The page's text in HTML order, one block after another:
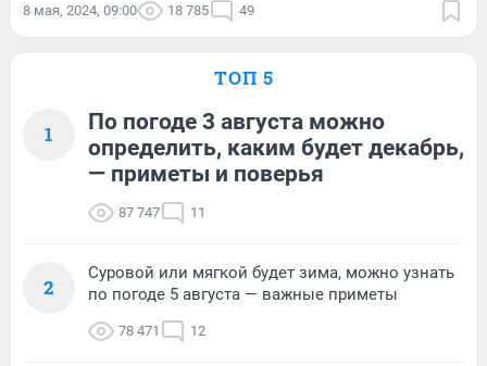
8 мая, 2024, 09:00 18 785 49
ТОП 5
1
По погоде 3 августа можно
определить, каким будет декабрь,
— приметы и поверья
87 747 11
2
Суровой или мягкой будет зима, можно узнать
по погоде 5 августа — важные приметы
78 471 12